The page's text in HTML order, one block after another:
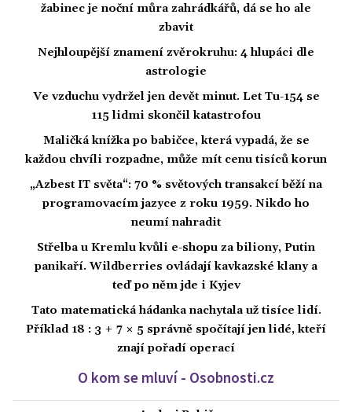
žabinec je noční můra zahrádkářů, dá se ho ale
zbavit
Nejhloupější znamení zvěrokruhu: 4 hlupáci dle
astrologie
Ve vzduchu vydržel jen devět minut. Let Tu-154 se
115 lidmi skončil katastrofou
Maličká knížka po babičce, která vypadá, že se
každou chvíli rozpadne, může mít cenu tisíců korun
„Azbest IT světa“: 70 % světových transakcí běží na
programovacím jazyce z roku 1959. Nikdo ho
neumí nahradit
Střelba u Kremlu kvůli e-shopu za biliony, Putin
panikaří. Wildberries ovládají kavkazské klany a
teď po něm jde i Kyjev
Tato matematická hádanka nachytala už tisíce lidí.
Příklad 18 : 3 + 7 × 5 správně spočítají jen lidé, kteří
znají pořadí operací
O kom se mluví - Osobnosti.cz